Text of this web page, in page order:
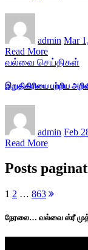
admin Mar
Read More
வல்வை செய்திகள்
இறுதிகிரியை பற்றிய
admin Feb
Read More
Posts
1 2 … 863
நேரலை… வல்வை ஸ்ரீ